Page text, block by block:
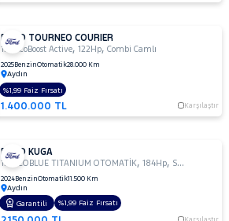
FORD TOURNEO COURIER
1.0 EcoBoost Active,122Hp,Combi Camlı
2025BenzinOtomatik28.000 Km
Aydın
1.400.000 TL Karşılaştır
%1,99 Faiz Fırsatı
FORD KUGA
1.5 ECOBLUE TITANIUM OTOMATİK,184Hp, SUV
2024BenzinOtomatik11.500 Km
Aydın
Garantili %1,99 Faiz Fırsatı